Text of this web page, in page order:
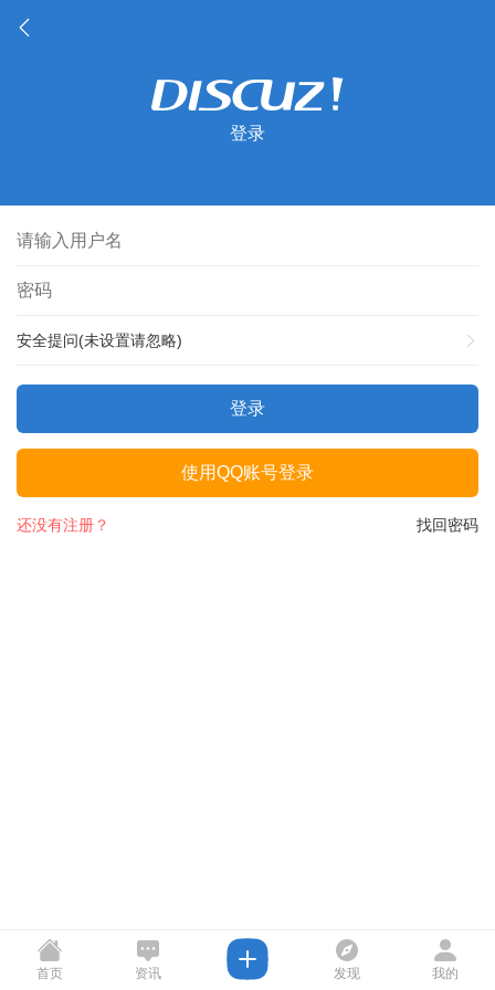
登录
安全提问(未设置请忽略)
登录
使用QQ账号登录
找回密码
还没有注册？
首页 资讯 发现 我的